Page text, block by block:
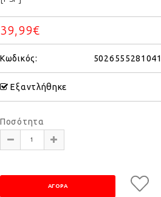
39,99€
Κωδικός: 5026555281041
Εξαντλήθηκε
Ποσότητα